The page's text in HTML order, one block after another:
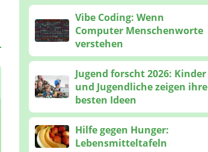
Vibe Coding: Wenn
Computer Menschenworte
verstehen
Jugend forscht 2026: Kinder
und Jugendliche zeigen ihre
besten Ideen
Hilfe gegen Hunger:
Lebensmitteltafeln